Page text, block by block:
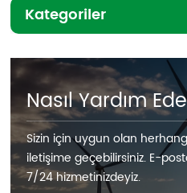
Kategoriler
Nasıl Yardım
Sizin için uygun olan
iletişime geçebilirsiniz. E-
7/24 hizmetinizdeyiz.